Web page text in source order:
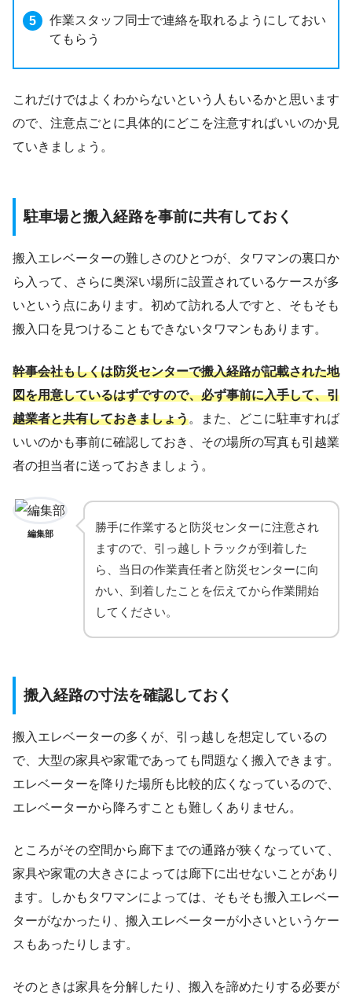
作業スタッフ同士で連絡を取れるようにしておい
てもらう
これだけではよくわからないという人もいるかと思います
ので、注意点ごとに具体的にどこを注意すればいいのか見
ていきましょう。
駐車場と搬入経路を事前に共有しておく
搬入エレベーターの難しさのひとつが、タワマンの裏口か
ら入って、さらに奥深い場所に設置されているケースが多
いという点にあります。初めて訪れる人ですと、そもそも
搬入口を見つけることもできないタワマンもあります。
幹事会社もしくは防災センターで搬入経路が記載された地
図を用意しているはずですので、必ず事前に入手して、引
越業者と共有しておきましょう。また、どこに駐車すれば
いいのかも事前に確認しておき、その場所の写真も引越業
者の担当者に送っておきましょう。
編集部
勝手に作業すると防災センターに注意され
ますので、引っ越しトラックが到着した
ら、当日の作業責任者と防災センターに向
かい、到着したことを伝えてから作業開始
してください。
搬入経路の寸法を確認しておく
搬入エレベーターの多くが、引っ越しを想定しているの
で、大型の家具や家電であっても問題なく搬入できます。
エレベーターを降りた場所も比較的広くなっているので、
エレベーターから降ろすことも難しくありません。
ところがその空間から廊下までの通路が狭くなっていて、
家具や家電の大きさによっては廊下に出せないことがあり
ます。しかもタワマンによっては、そもそも搬入エレベー
ターがなかったり、搬入エレベーターが小さいというケー
スもあったりします。
そのときは家具を分解したり、搬入を諦めたりする必要が